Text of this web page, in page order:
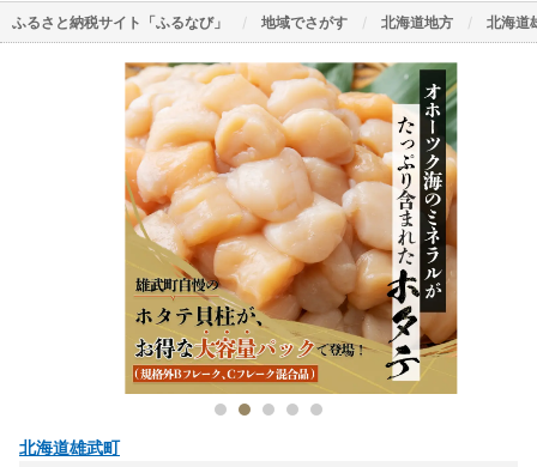
ふるさと納税サイト「ふるなび」 地域でさがす 北海道地方 北海道
北海道雄武町